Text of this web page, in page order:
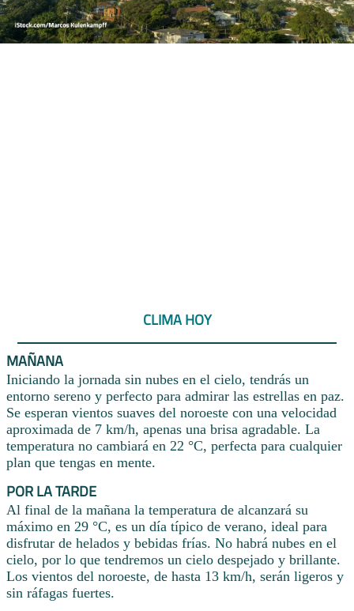
CLIMA HOY
MAÑANA
Iniciando la jornada sin nubes en el cielo, tendrás un
entorno sereno y perfecto para admirar las estrellas en paz.
Se esperan vientos suaves del noroeste con una velocidad
aproximada de 7 km/h, apenas una brisa agradable. La
temperatura no cambiará en 22 °C, perfecta para cualquier
plan que tengas en mente.
POR LA TARDE
Al final de la mañana la temperatura de alcanzará su
máximo en 29 °C, es un día típico de verano, ideal para
disfrutar de helados y bebidas frías. No habrá nubes en el
cielo, por lo que tendremos un cielo despejado y brillante.
Los vientos del noroeste, de hasta 13 km/h, serán ligeros y
sin ráfagas fuertes.